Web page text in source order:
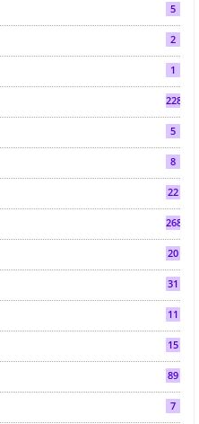
5
2
1
2286
5
8
22
268
20
31
11
15
89
7